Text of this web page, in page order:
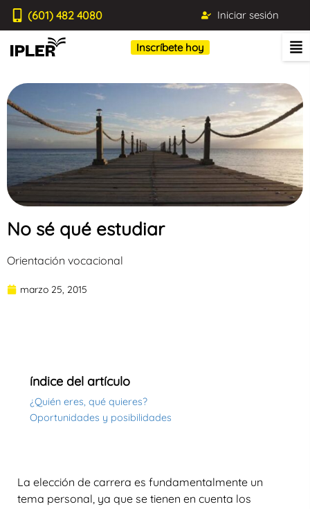
(601) 482 4080 Iniciar sesión
Inscríbete hoy
No sé qué estudiar
Orientación vocacional
marzo 25, 2015
índice del artículo
¿Quién eres, qué quieres?
Oportunidades y posibilidades
La elección de carrera es fundamentalmente un
tema personal, ya que se tienen en cuenta los